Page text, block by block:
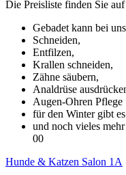
Die Preisliste finden Sie
Gebadet kann bei
Schneiden,
Entfilzen,
Krallen schneiden,
Zähne säubern,
Analdrüse
Augen-Ohren Pflege
für den Winter gibt
und noch vieles
00
Hunde & Katzen Salon 1A